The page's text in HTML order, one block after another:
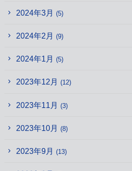
2024年3月 (5)
2024年2月 (9)
2024年1月 (5)
2023年12月 (12)
2023年11月 (3)
2023年10月 (8)
2023年9月 (13)